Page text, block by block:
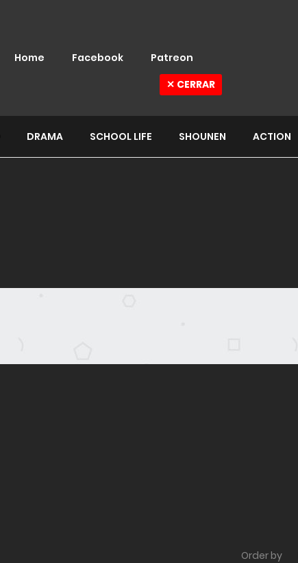
Home Facebook Patreon
DRAMA SCHOOL LIFE SHOUNEN ACTION
Order by
✕ CERRAR